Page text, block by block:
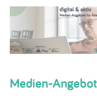
Medien-